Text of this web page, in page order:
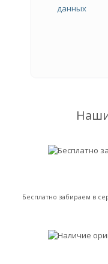
данных
Бесплатно забираем в